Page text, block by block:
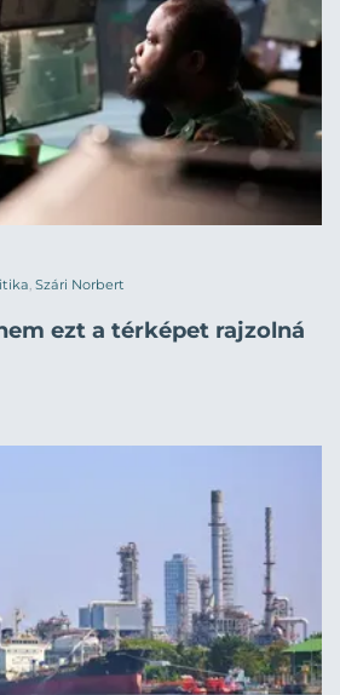
, Szári Norbert
ezt a térképet rajzolná